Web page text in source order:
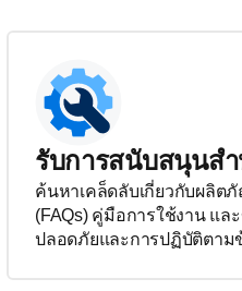
รับการสนับสนุนส
ค้นหาเคล็ดลับเกี่ยวกับผลิ
(FAQs) คู่มือการใช้งาน แล
ปลอดภัยและการปฏิบัติตาม